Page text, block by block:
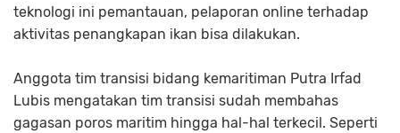
teknologi ini pemantauan, pelaporan online terhadap
aktivitas penangkapan ikan bisa dilakukan.
Anggota tim transisi bidang kemaritiman Putra Irfad
Lubis mengatakan tim transisi sudah membahas
gagasan poros maritim hingga hal-hal terkecil. Seperti